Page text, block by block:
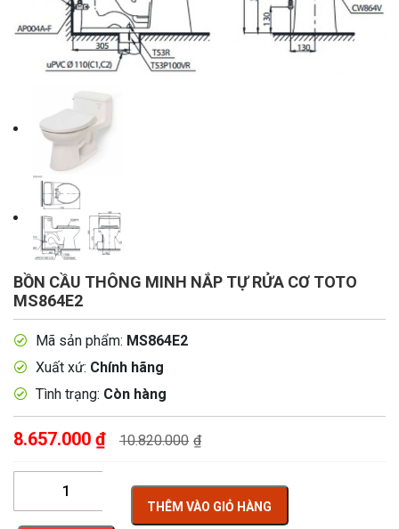
BỒN CẦU THÔNG MINH NẮP TỰ RỬA CƠ TOTO
MS864E2
Mã sản phẩm: MS864E2
Xuất xứ: Chính hãng
Tình trạng: Còn hàng
8.657.000 ₫ 10.820.000 ₫
THÊM VÀO GIỎ HÀNG